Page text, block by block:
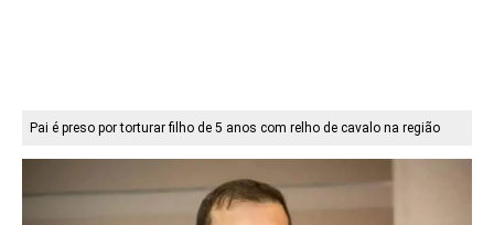
Pai é preso por torturar filho de 5 anos com relho de cavalo na região